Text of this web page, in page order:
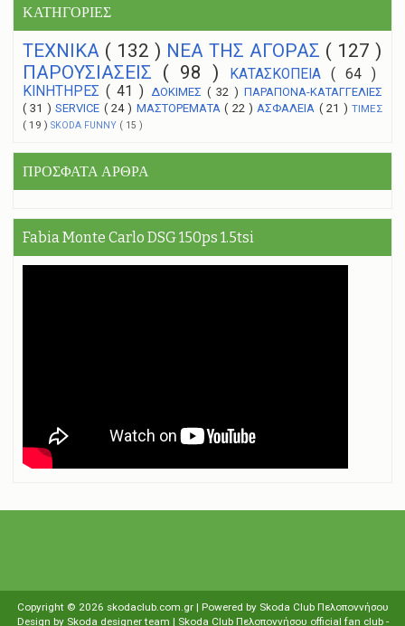
ΚΑΤΗΓΟΡΙΕΣ
ΤΕΧΝΙΚΑ ( 132 ) NEA THΣ ΑΓΟΡΑΣ ( 127 )
ΠΑΡΟΥΣΙΑΣΕΙΣ ( 98 ) ΚΑΤΑΣΚΟΠΕΙΑ ( 64 )
ΚΙΝΗΤΗΡΕΣ( 41 ) ΔΟΚΙΜΕΣ ( 32 ) ΠΑΡΑΠΟΝΑ-ΚΑΤΑΓΓΕΛΙΕΣ
( 31 )SERVICE ( 24 ) ΜΑΣΤΟΡΕΜΑΤΑ( 22 ) ΑΣΦΑΛΕΙΑ ( 21 )ΤΙΜΕΣ
( 19 ) SKODA FUNNY ( 15 )
ΠΡΟΣΦΑΤΑ ΑΡΘΡΑ
Fabia Monte Carlo DSG 150ps 1.5tsi
Copyright © 2026 skodaclub.com.gr | Powered by Skoda Club Πελοποννήσου
Design by Skoda designer team | Skoda Club Πελοποννήσου οfficial fan club -